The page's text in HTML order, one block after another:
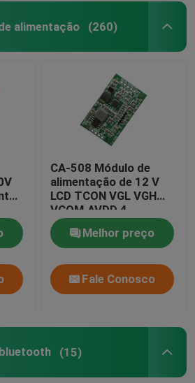
alimentação (260)
CA-508 Módulo de
alimentação de 12 V
LCD TCON VGL VGH
VCOM.AVDD 4
Melhor preço
Fale Conosco
(15)